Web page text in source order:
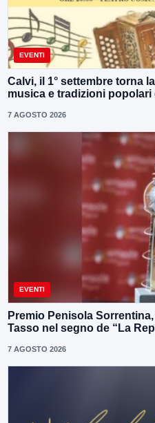
EVENTI
Calvi, il 1° settembre torna
musica e tradizioni popolari
7 AGOSTO 2026
EVENTI
Premio Penisola
Tasso nel segno de “La
7 AGOSTO 2026